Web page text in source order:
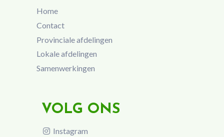
Home
Contact
Provinciale afdelingen
Lokale afdelingen
Samenwerkingen
VOLG ONS
Instagram